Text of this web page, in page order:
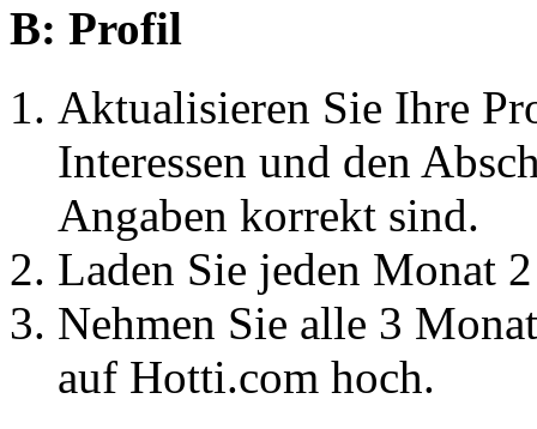
B: Profil
Aktualisieren Sie Ihre
Interessen und den
Angaben korrekt sind.
Laden Sie jeden Monat
Nehmen Sie alle 3
auf Hotti.com hoch.